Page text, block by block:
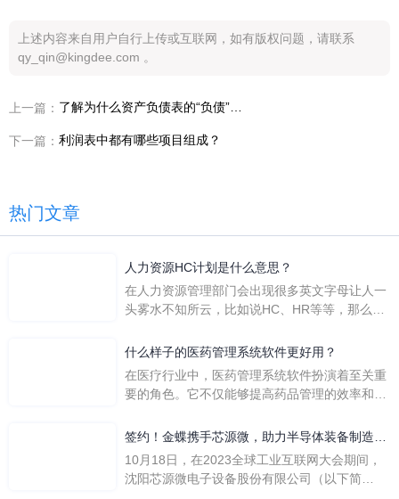
上述内容来自用户自行上传或互联网，如有版权问题，请联系
qy_qin@kingdee.com 。
上一篇：
下一篇： 利润表中都有哪些项目组成？
热门文章
人力资源HC计划是什么意思？
在人力资源管理部门会出现很多英文字母让人一
头雾水不知所云，比如说HC、HR等等，那么它
么呢？
什么样子的医药管理系统软件更好用？
在医疗行业中，医药管理系统软件扮演着至关重
要的角色。它不仅能够提高药品管理的效率和准
一个好用的医药管理系统软件应具备以下特点。
地进行操作。 复杂的
签约！金蝶携手芯源微，助力半导体装备制造领
先企业迈向世界
10月18日，在2023全球工业互联网大会期间，
沈阳芯源微电子设备股份有限公司（以下简